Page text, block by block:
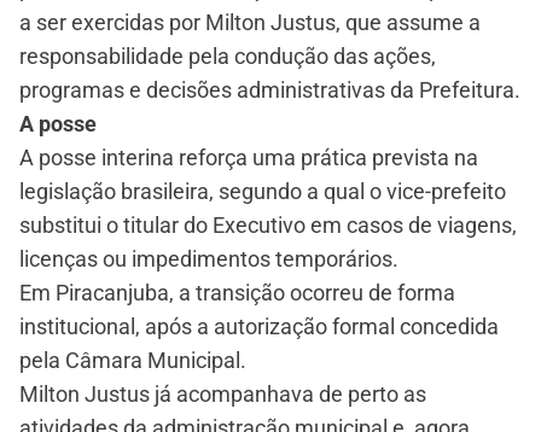
a ser exercidas por Milton Justus, que assume a
responsabilidade pela condução das ações,
programas e decisões administrativas da Prefeitura.
A posse
A posse interina reforça uma prática prevista na
legislação brasileira, segundo a qual o vice-prefeito
substitui o titular do Executivo em casos de viagens,
licenças ou impedimentos temporários.
Em Piracanjuba, a transição ocorreu de forma
institucional, após a autorização formal concedida
pela Câmara Municipal.
Milton Justus já acompanhava de perto as